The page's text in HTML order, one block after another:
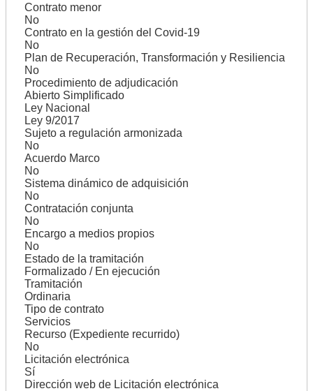
Contrato menor
No
Contrato en la gestión del Covid-19
No
Plan de Recuperación, Transformación y Resiliencia
No
Procedimiento de adjudicación
Abierto Simplificado
Ley Nacional
Ley 9/2017
Sujeto a regulación armonizada
No
Acuerdo Marco
No
Sistema dinámico de adquisición
No
Contratación conjunta
No
Encargo a medios propios
No
Estado de la tramitación
Formalizado / En ejecución
Tramitación
Ordinaria
Tipo de contrato
Servicios
Recurso (Expediente recurrido)
No
Licitación electrónica
Sí
Dirección web de Licitación electrónica